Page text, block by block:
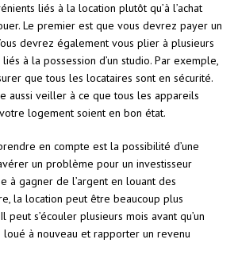
liés à la location plutôt qu’à l’achat
Le premier est que vous devrez payer un
devrez également vous plier à plusieurs
à la possession d’un studio. Par exemple,
que tous les locataires sont en sécurité.
aussi veiller à ce que tous les appareils
logement soient en bon état.
en compte est la possibilité d’une
un problème pour un investisseur
à gagner de l’argent en louant des
la location peut être beaucoup plus
peut s’écouler plusieurs mois avant qu’un
à nouveau et rapporter un revenu